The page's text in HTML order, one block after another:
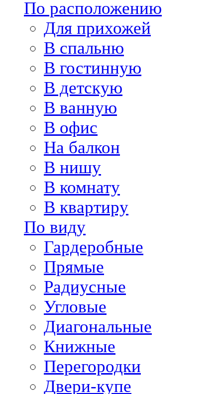
По расположению
Для прихожей
В спальню
В гостинную
В детскую
В ванную
В офис
На балкон
В нишу
В комнату
В квартиру
По виду
Гардеробные
Прямые
Радиусные
Угловые
Диагональные
Книжные
Перегородки
Двери-купе